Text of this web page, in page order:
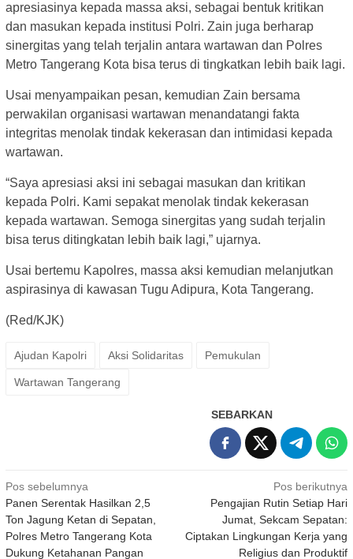
apresiasinya kepada massa aksi, sebagai bentuk kritikan
dan masukan kepada institusi Polri. Zain juga berharap
sinergitas yang telah terjalin antara wartawan dan Polres
Metro Tangerang Kota bisa terus di tingkatkan lebih baik lagi.
Usai menyampaikan pesan, kemudian Zain bersama
perwakilan organisasi wartawan menandatangi fakta
integritas menolak tindak kekerasan dan intimidasi kepada
wartawan.
“Saya apresiasi aksi ini sebagai masukan dan kritikan
kepada Polri. Kami sepakat menolak tindak kekerasan
kepada wartawan. Semoga sinergitas yang sudah terjalin
bisa terus ditingkatan lebih baik lagi,” ujarnya.
Usai bertemu Kapolres, massa aksi kemudian melanjutkan
aspirasinya di kawasan Tugu Adipura, Kota Tangerang.
(Red/KJK)
Ajudan Kapolri Aksi Solidaritas Pemukulan
Wartawan Tangerang
SEBARKAN
Navigasi
pos
Pos sebelumnya
Panen Serentak Hasilkan 2,5
Ton Jagung Ketan di Sepatan,
Polres Metro Tangerang Kota
Dukung Ketahanan Pangan
Pos berikutnya
Pengajian Rutin Setiap Hari
Jumat, Sekcam Sepatan:
Ciptakan Lingkungan Kerja yang
Religius dan Produktif